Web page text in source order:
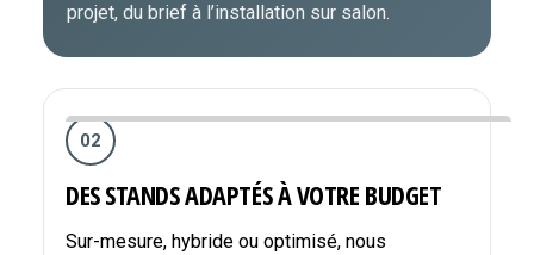
projet, du brief à l’installation sur salon.
02
DES STANDS ADAPTÉS À VOTRE BUDGET
Sur-mesure, hybride ou optimisé, nous